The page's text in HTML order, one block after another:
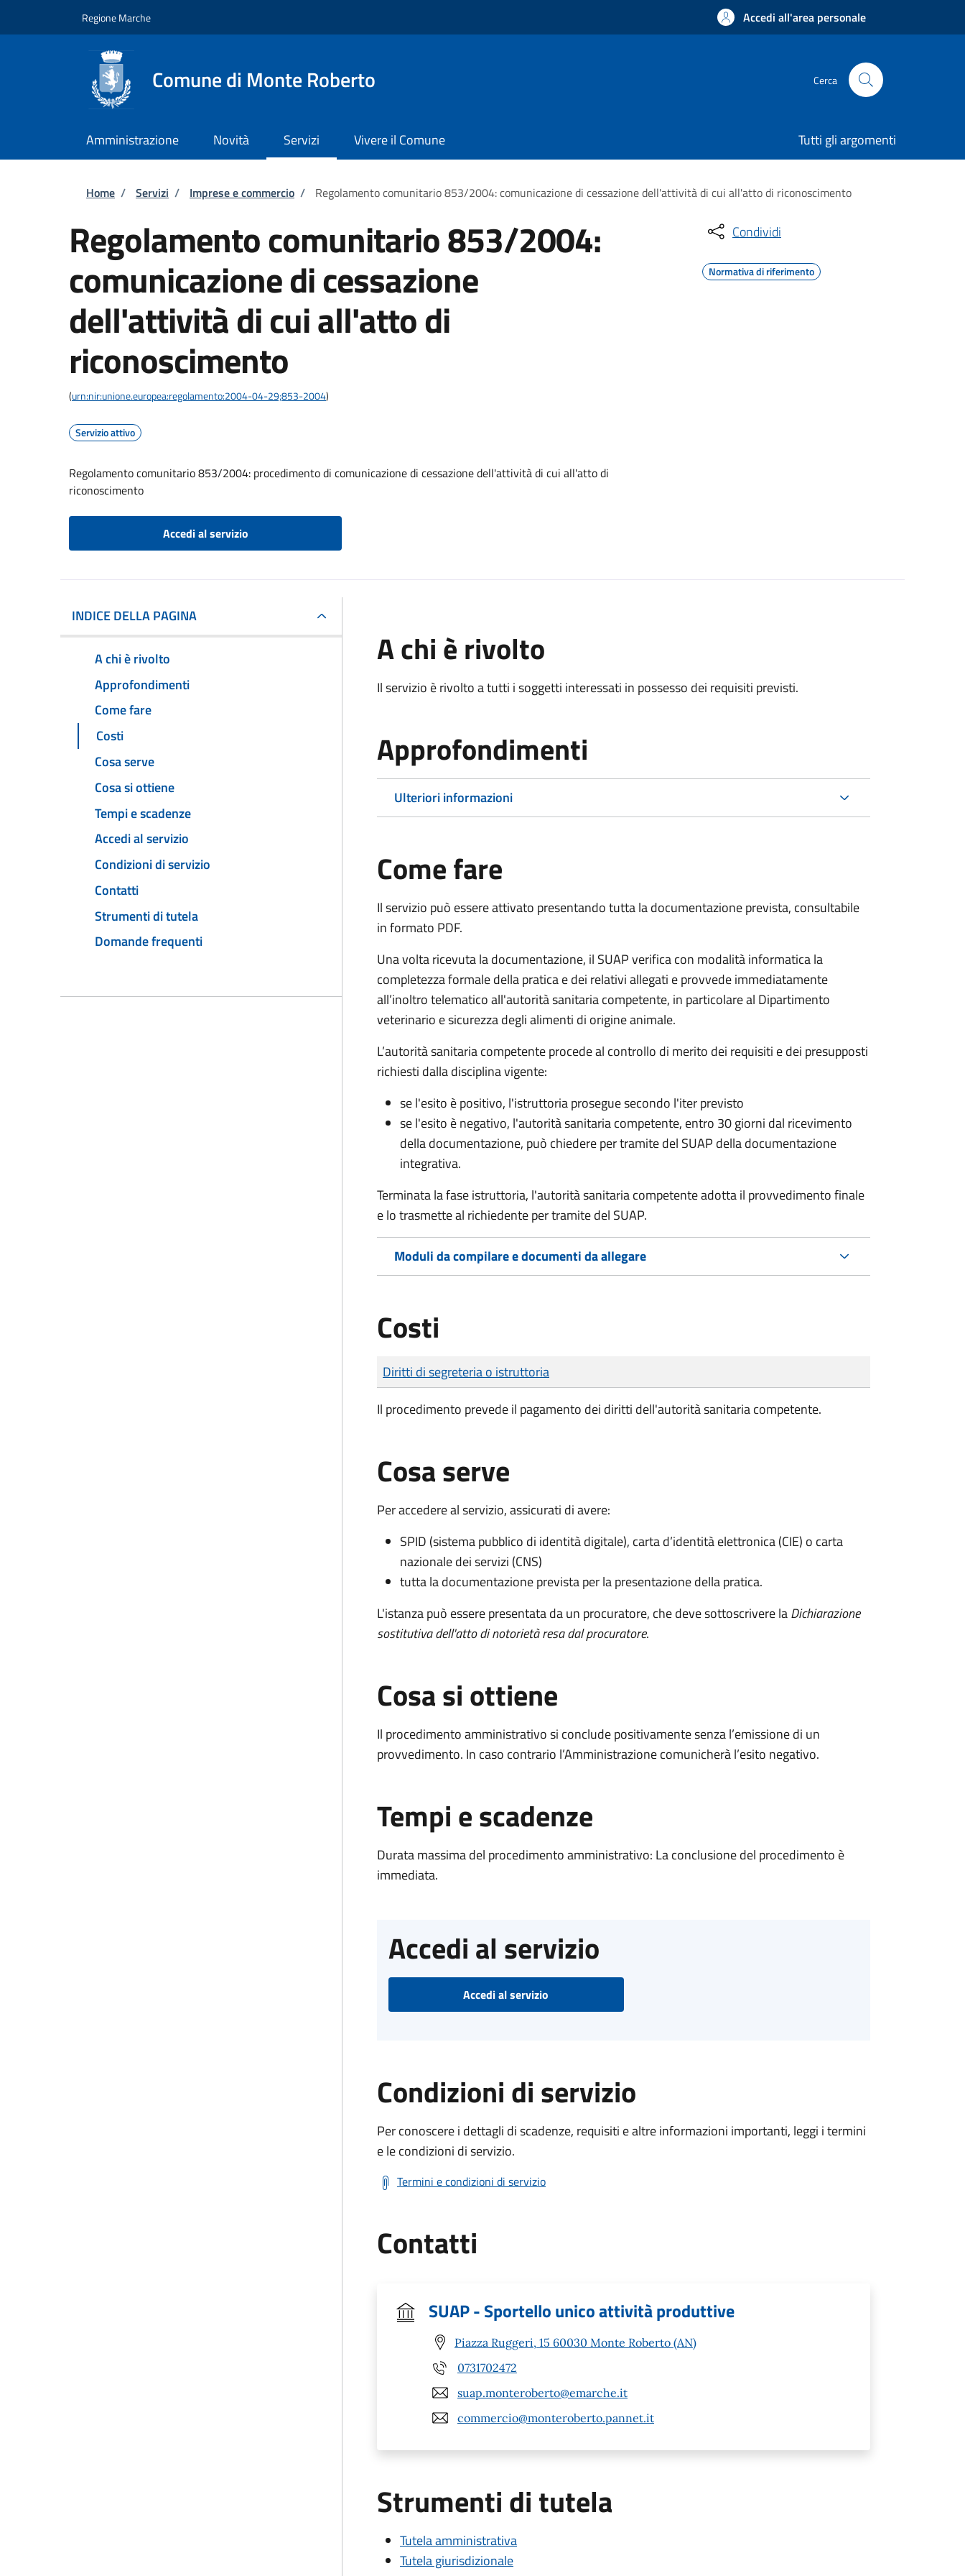
Regione Marche Accedi all'area personale
Comune di Monte Roberto Cerca
Amministrazione Novità Servizi Vivere il Comune Tutti gli argomenti
Briciole di pane
Home / Servizi / Imprese e commercio / Regolamento comunitario 853/2004: comunicazione di cessazione dell'attività di cui all'atto di riconoscimento
Regolamento comunitario 853/2004:
comunicazione di cessazione
dell'attività di cui all'atto di
riconoscimento
(urn:nir:unione.europea:regolamento:2004-04-29;853-2004)
Servizio attivo
Regolamento comunitario 853/2004: procedimento di comunicazione di cessazione dell'attività di cui all'atto di
riconoscimento
Accedi al servizio
Condividi
Normativa di riferimento
INDICE DELLA PAGINA
A chi è rivolto
Approfondimenti
Come fare
Costi
Cosa serve
Cosa si ottiene
Tempi e scadenze
Accedi al servizio
Condizioni di servizio
Contatti
Strumenti di tutela
Domande frequenti
A chi è rivolto
Il servizio è rivolto a tutti i soggetti interessati in possesso dei requisiti previsti.
Approfondimenti
Ulteriori informazioni
Come fare
Il servizio può essere attivato presentando tutta la documentazione prevista, consultabile
in formato PDF.
Una volta ricevuta la documentazione, il SUAP verifica con modalità informatica la
completezza formale della pratica e dei relativi allegati e provvede immediatamente
all’inoltro telematico all'autorità sanitaria competente, in particolare al Dipartimento
veterinario e sicurezza degli alimenti di origine animale.
L’autorità sanitaria competente procede al controllo di merito dei requisiti e dei presupposti
richiesti dalla disciplina vigente:
se l'esito è positivo, l'istruttoria prosegue secondo l'iter previsto
se l'esito è negativo, l'autorità sanitaria competente, entro 30 giorni dal ricevimento
della documentazione, può chiedere per tramite del SUAP della documentazione
integrativa.
Terminata la fase istruttoria, l'autorità sanitaria competente adotta il provvedimento finale
e lo trasmette al richiedente per tramite del SUAP.
Moduli da compilare e documenti da allegare
Costi
Tipo di pagamento
Importo
Diritti di segreteria o istruttoria
Il procedimento prevede il pagamento dei diritti dell'autorità sanitaria competente.
Cosa serve
Per accedere al servizio, assicurati di avere:
SPID (sistema pubblico di identità digitale), carta d’identità elettronica (CIE) o carta
nazionale dei servizi (CNS)
tutta la documentazione prevista per la presentazione della pratica.
L'istanza può essere presentata da un procuratore, che deve sottoscrivere laDichiarazione
sostitutiva dell'atto di notorietà resa dal procuratore.
Cosa si ottiene
Il procedimento amministrativo si conclude positivamente senza l’emissione di un
provvedimento. In caso contrario l’Amministrazione comunicherà l’esito negativo.
Tempi e scadenze
Durata massima del procedimento amministrativo: La conclusione del procedimento è
immediata.
Accedi al servizio
Accedi al servizio
Condizioni di servizio
Per conoscere i dettagli di scadenze, requisiti e altre informazioni importanti, leggi i termini
e le condizioni di servizio.
Termini e condizioni di servizio
Contatti
SUAP - Sportello unico attività produttive
Piazza Ruggeri, 15 60030 Monte Roberto (AN)
0731702472
suap.monteroberto@emarche.it
commercio@monteroberto.pannet.it
Strumenti di tutela
Tutela amministrativa
Tutela giurisdizionale